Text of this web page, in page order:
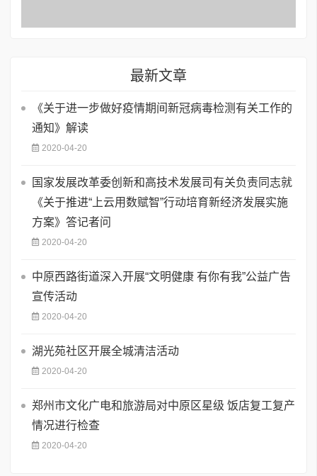
最新文章
《关于进一步做好疫情期间新冠病毒检测有关工作的
通知》解读
2020-04-20
国家发展改革委创新和高技术发展司有关负责同志就
《关于推进“上云用数赋智”行动培育新经济发展实施
方案》答记者问
2020-04-20
中原西路街道深入开展“文明健康 有你有我”公益广告
宣传活动
2020-04-20
湖光苑社区开展全城清洁活动
2020-04-20
郑州市文化广电和旅游局对中原区星级 饭店复工复产
情况进行检查
2020-04-20